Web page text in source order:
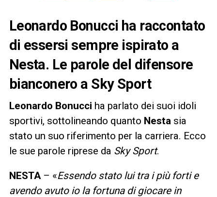
Leonardo Bonucci ha raccontato
di essersi sempre ispirato a
Nesta. Le parole del difensore
bianconero a Sky Sport
Leonardo Bonucci ha parlato dei suoi idoli
sportivi, sottolineando quanto Nesta sia
stato un suo riferimento per la carriera. Ecco
le sue parole riprese da Sky Sport.
NESTA– «Essendo stato lui tra i più forti e
avendo avuto io la fortuna di giocare in